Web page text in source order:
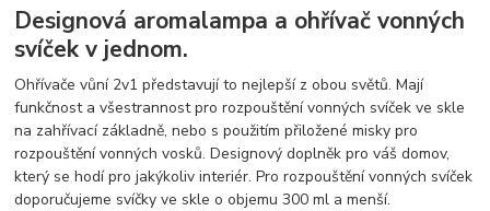
Designová aromalampa a ohřívač vonných
svíček v jednom.
Ohřívače vůní 2v1 představují to nejlepší z obou světů. Mají
funkčnost a všestrannost pro rozpouštění vonných svíček ve skle
na zahřívací základně, nebo s použitím přiložené misky pro
rozpouštění vonných vosků. Designový doplněk pro váš domov,
který se hodí pro jakýkoliv interiér. Pro rozpouštění vonných svíček
doporučujeme svíčky ve skle o objemu 300 ml a menší.